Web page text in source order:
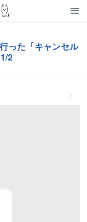
った「キャンセル
2